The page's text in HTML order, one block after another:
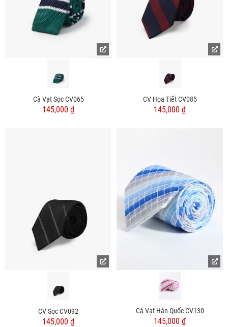
Cà Vạt Sọc CV065
145,000 ₫
CV Họa Tiết CV085
145,000 ₫
CV Sọc CV092
145,000 ₫
Cà Vạt Hàn Quốc CV130
145,000 ₫